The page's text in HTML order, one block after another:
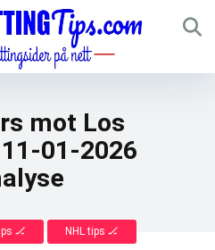
mot Los
01-2026
🏒 NHL tips 🏒